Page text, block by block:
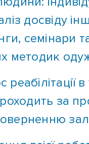
досвіду
семінари
методик
за